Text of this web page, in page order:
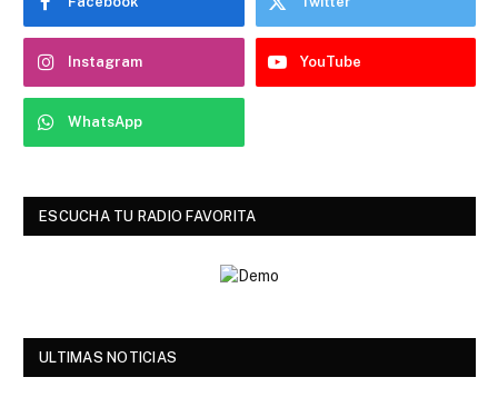
Instagram YouTube
WhatsApp
ESCUCHA TU RADIO FAVORITA
ULTIMAS NOTICIAS